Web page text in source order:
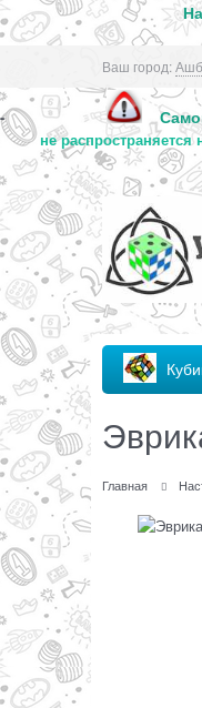
Ваш город:
-
не распространяется
Главная